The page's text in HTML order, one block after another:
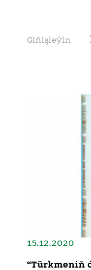
Giňişleýin
15.12.2020
“Türkmeniň